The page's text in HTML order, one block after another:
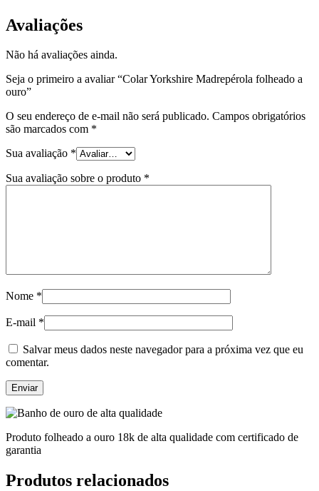
Avaliações
Não há avaliações ainda.
Seja o primeiro a avaliar “Colar Yorkshire Madrepérola folheado a
ouro”
O seu endereço de e-mail não será publicado. Campos obrigatórios
são marcados com *
Sua avaliação *
Sua avaliação sobre o produto *
Nome *
E-mail *
Salvar meus dados neste navegador para a próxima vez que eu
comentar.
Produto folheado a ouro 18k de alta qualidade com certificado de
garantia
Produtos relacionados